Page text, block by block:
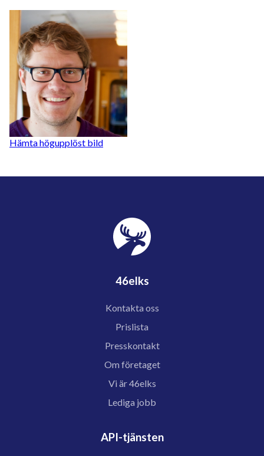
Hämta högupplöst bild
46elks
Kontakta oss
Prislista
Presskontakt
Om företaget
Vi är 46elks
Lediga jobb
API-tjänsten